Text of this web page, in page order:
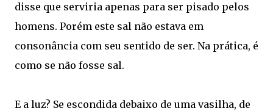
disse que serviria apenas para ser pisado pelos
homens. Porém este sal não estava em
consonância com seu sentido de ser. Na prática, é
como se não fosse sal.
E a luz? Se escondida debaixo de uma vasilha, de